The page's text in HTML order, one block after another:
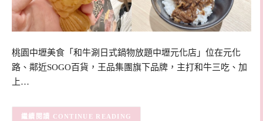
桃園中壢美食「和牛涮日式鍋物放題中壢元化店」位在元化
路、鄰近SOGO百貨，王品集團旗下品牌，主打和牛三吃、加
上…
CONTINUE READING